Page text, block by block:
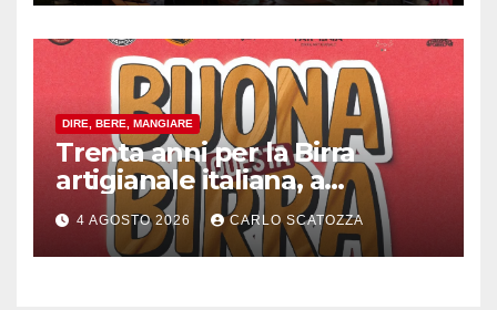
DIRE, BERE, MANGIARE
Trenta anni per la Birra
artigianale italiana, a
Pomigliano d’arco evento
celebrativo con birra speciale
4 AGOSTO 2026 CARLO SCATOZZA